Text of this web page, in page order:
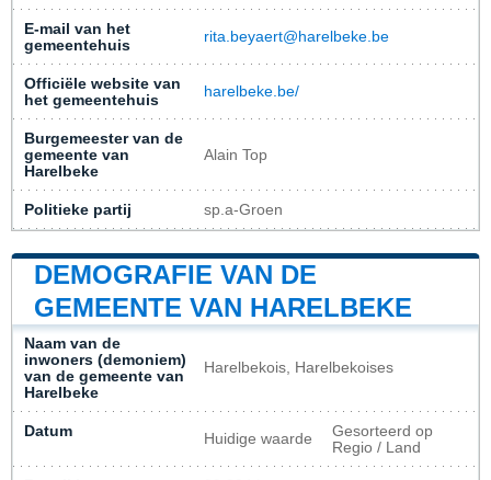
E-mail van het
gemeentehuis
rita.beyaert@harelbeke.be
Officiële website van
het gemeentehuis
harelbeke.be/
Burgemeester van de
gemeente van
Harelbeke
Alain Top
Politieke partij sp.a-Groen
DEMOGRAFIE VAN DE
GEMEENTE VAN HARELBEKE
Naam van de
inwoners (demoniem)
van de gemeente van
Harelbeke
Harelbekois, Harelbekoises
Datum Huidige waarde
Gesorteerd op
Regio / Land